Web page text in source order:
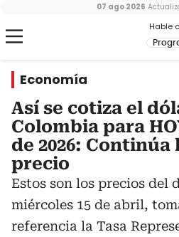
Hable
07 ago 2026
Economía
Así se cotiza el
Colombia para
de 2026: Continúa
precio
Estos son los precios del
miércoles 15 de abril,
referencia la Tasa